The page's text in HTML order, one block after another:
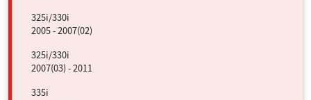
325i/330i
2005 - 2007(02)
325i/330i
2007(03) - 2011
335i